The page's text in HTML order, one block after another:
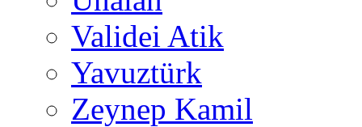
Validei Atik
Yavuztürk
Zeynep Kamil